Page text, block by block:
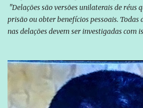
"Delações são versões unilaterais de réus
prisão ou obter benefícios pessoais. Todas
nas delações devem ser investigadas com
Globo manteve com o Grupo Odebrecht,
Emílio Odebrecht. Lula sempre atuou
exterior, e não para promover
empresários" Assina a nota o advogado